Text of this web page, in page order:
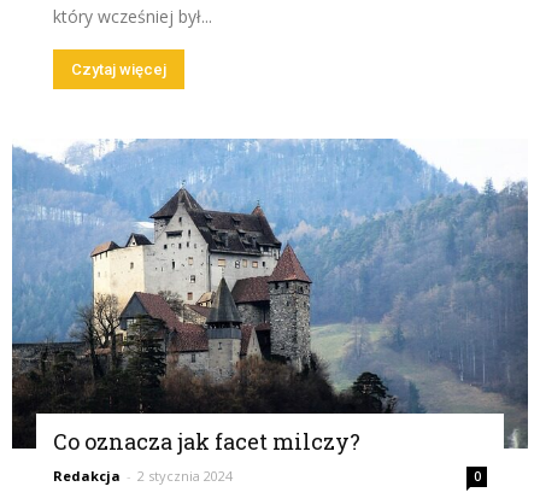
który wcześniej był...
Czytaj więcej
Co oznacza jak facet milczy?
Redakcja - 2 stycznia 2024 0